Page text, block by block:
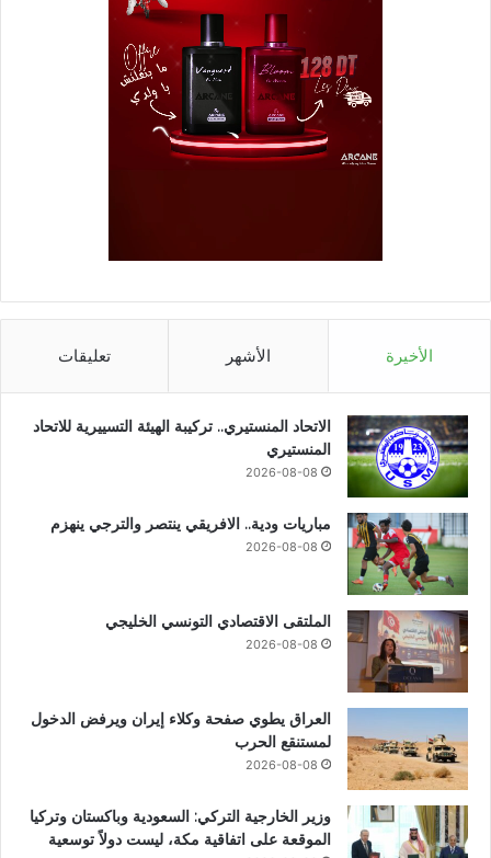
الأخيرة الأشهر تعليقات
الاتحاد المنستيري.. تركيبة الهيئة التسييرية للاتحاد
المنستيري
2026-08-08
مباريات ودية.. الافريقي ينتصر والترجي ينهزم
2026-08-08
الملتقى الاقتصادي التونسي الخليجي
2026-08-08
العراق يطوي صفحة وكلاء إيران ويرفض الدخول
لمستنقع الحرب
2026-08-08
وزير الخارجية التركي: السعودية وباكستان وتركيا
الموقعة على اتفاقية مكة، ليست دولاً توسعية